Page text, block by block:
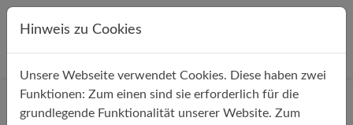
Direkt zur Hauptnavigation springen
Direkt zum Inhalt springen
StartseiteÜber uns Aktuelles
Hinweis zu Cookies
Unsere Webseite verwendet Cookies. Diese haben zwei
Funktionen: Zum einen sind sie erforderlich für die
grundlegende Funktionalität unserer Website. Zum